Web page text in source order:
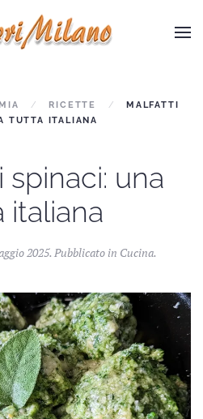
RICETTE
MALFATTI
TUTTA ITALIANA
una
italiana
2025. Pubblicato in Cucina.